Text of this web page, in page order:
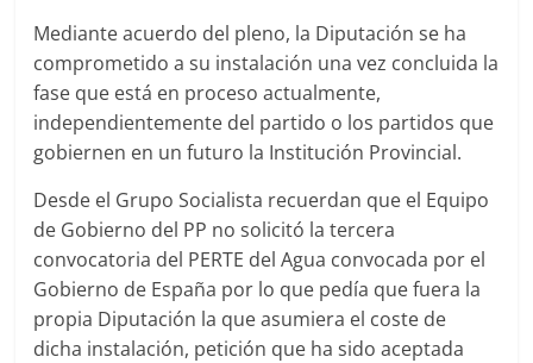
Mediante acuerdo del pleno, la Diputación se ha
comprometido a su instalación una vez concluida la
fase que está en proceso actualmente,
independientemente del partido o los partidos que
gobiernen en un futuro la Institución Provincial.
Desde el Grupo Socialista recuerdan que el Equipo
de Gobierno del PP no solicitó la tercera
convocatoria del PERTE del Agua convocada por el
Gobierno de España por lo que pedía que fuera la
propia Diputación la que asumiera el coste de
dicha instalación, petición que ha sido aceptada